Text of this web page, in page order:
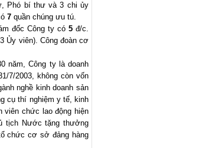
Phó bí thư và 3 chi ủy
7 quần chúng ưu tú.
đốc Công ty có5đ/c.
Ủy viên). Công đoàn cơ
năm, Công ty là doanh
7/2003, không còn vốn
nghề kinh doanh sản
cụ thí nghiệm y tế, kinh
viên chức lao động hiện
tịch Nước tặng thưởng
chức cơ sở đảng hàng